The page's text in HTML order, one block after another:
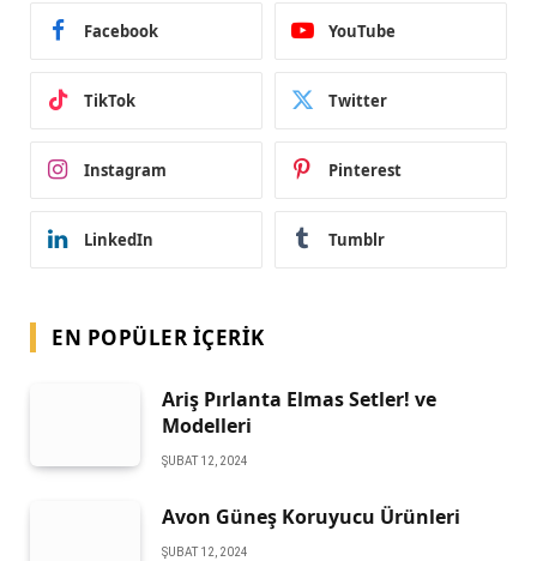
Facebook YouTube
TikTok Twitter
Instagram Pinterest
LinkedIn Tumblr
EN POPÜLER İÇERIK
Ariş Pırlanta Elmas Setler! ve
Modelleri
ŞUBAT 12, 2024
Avon Güneş Koruyucu Ürünleri
ŞUBAT 12, 2024